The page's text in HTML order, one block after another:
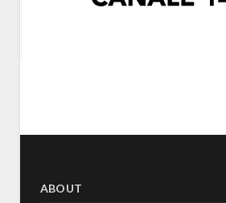
ABOUT